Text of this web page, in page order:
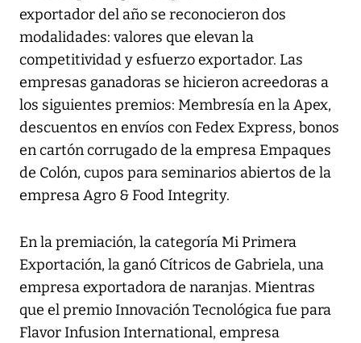
exportador del año se reconocieron dos
modalidades: valores que elevan la
competitividad y esfuerzo exportador. Las
empresas ganadoras se hicieron acreedoras a
los siguientes premios: Membresía en la Apex,
descuentos en envíos con Fedex Express, bonos
en cartón corrugado de la empresa Empaques
de Colón, cupos para seminarios abiertos de la
empresa Agro & Food Integrity.
En la premiación, la categoría Mi Primera
Exportación, la ganó Cítricos de Gabriela, una
empresa exportadora de naranjas. Mientras
que el premio Innovación Tecnológica fue para
Flavor Infusion International, empresa